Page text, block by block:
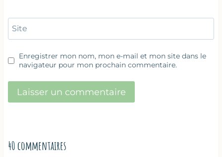
Site
Enregistrer mon nom, mon e-mail et mon site dans le
navigateur pour mon prochain commentaire.
40 commentaires